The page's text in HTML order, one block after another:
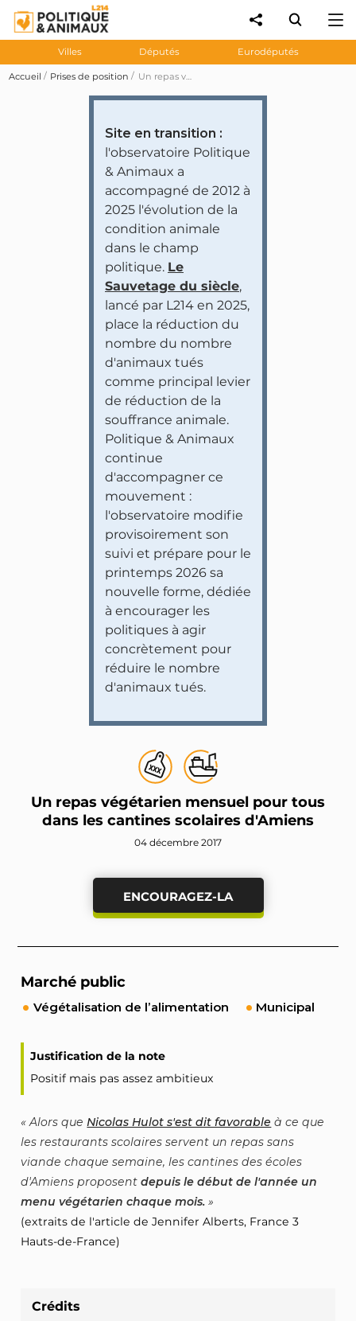
Villes Députés Eurodéputés
Accueil Prises de position Un repas végétarien mensuel pour tous dans les cantines scolaires d'Amiens
Site en transition :
l'observatoire Politique
& Animaux a
accompagné de 2012 à
2025 l'évolution de la
condition animale
dans le champ
politique. Le
Sauvetage du siècle,
lancé par L214 en 2025,
place la réduction du
nombre du nombre
d'animaux tués
comme principal levier
de réduction de la
souffrance animale.
Politique & Animaux
continue
d'accompagner ce
mouvement :
l'observatoire modifie
provisoirement son
suivi et prépare pour le
printemps 2026 sa
nouvelle forme, dédiée
à encourager les
politiques à agir
concrètement pour
réduire le nombre
d'animaux tués.
Un repas végétarien mensuel pour tous
dans les cantines scolaires d'Amiens
04 décembre 2017
ENCOURAGEZ-LA
Marché public
Végétalisation de l’alimentation Municipal
Justification de la note
Positif mais pas assez ambitieux
Alors queNicolas Hulot s'est dit favorable à ce que
les restaurants scolaires servent un repas sans
viande chaque semaine, les cantines des écoles
d'Amiens proposentdepuis le début de l'année un
menu végétarien chaque mois.
(extraits de l'article de Jennifer Alberts, France 3
Hauts-de-France)
Crédits